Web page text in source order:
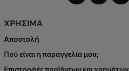
ΧΡΗΣΙΜΑ
Αποστολή
Πού είναι η παραγγελία μου;